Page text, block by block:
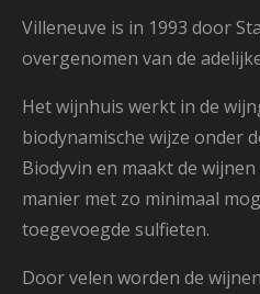
Villeneuve is in 1993 door
overgenomen van de
Het wijnhuis werkt in de
biodynamische wijze onder
Biodyvin en maakt de
manier met zo minimaal
toegevoegde sulfieten.
Door velen worden de